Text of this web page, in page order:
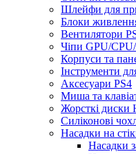
Шлейфи для
Блоки
Вентилятори
Чіпи GPU/
Корпуси та
Інструменти
Аксесуари PS4
Миша та
Жорсткі диски
Силіконові
Насадки на
Насадки